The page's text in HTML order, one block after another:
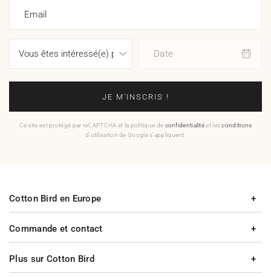
Email
Date
JE M'INSCRIS !
Ce site est protégé par reCAPTCHA et la politique de confidentialitéet lesconditions
d'utilisation de Google s'appliquent.
Commande et contact
Plus sur Cotton Bird
Cotton Bird en Europe